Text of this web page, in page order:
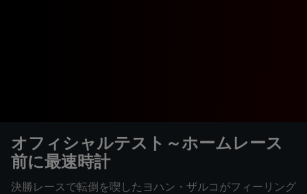
オフィシャルテスト～ホームレース
前に最速時計
決勝レースで転倒を喫したヨハン・ザルコがフィーリング